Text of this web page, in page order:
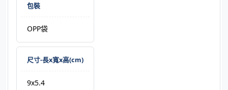
包裝
OPP袋
尺寸-長x寬x高(cm)
9x5.4